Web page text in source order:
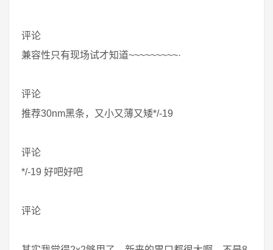
评论
兼容性只有现场试才知道~~~~~~~~~·
评论
推荐30nm黑条，又小又薄又矮*/-19
评论
*/-19 好吧好吧
评论